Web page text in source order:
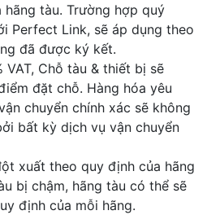
tàu. Trường hợp quý
Perfect Link, sẽ áp dụng theo
đã được ký kết.
VAT, Chỗ tàu & thiết bị sẽ
đặt chỗ. Hàng hóa yêu
chuyển chính xác sẽ không
bất kỳ dịch vụ vận chuyển
xuất theo quy định của hãng
bị chậm, hãng tàu có thể sẽ
định của mỗi hãng.